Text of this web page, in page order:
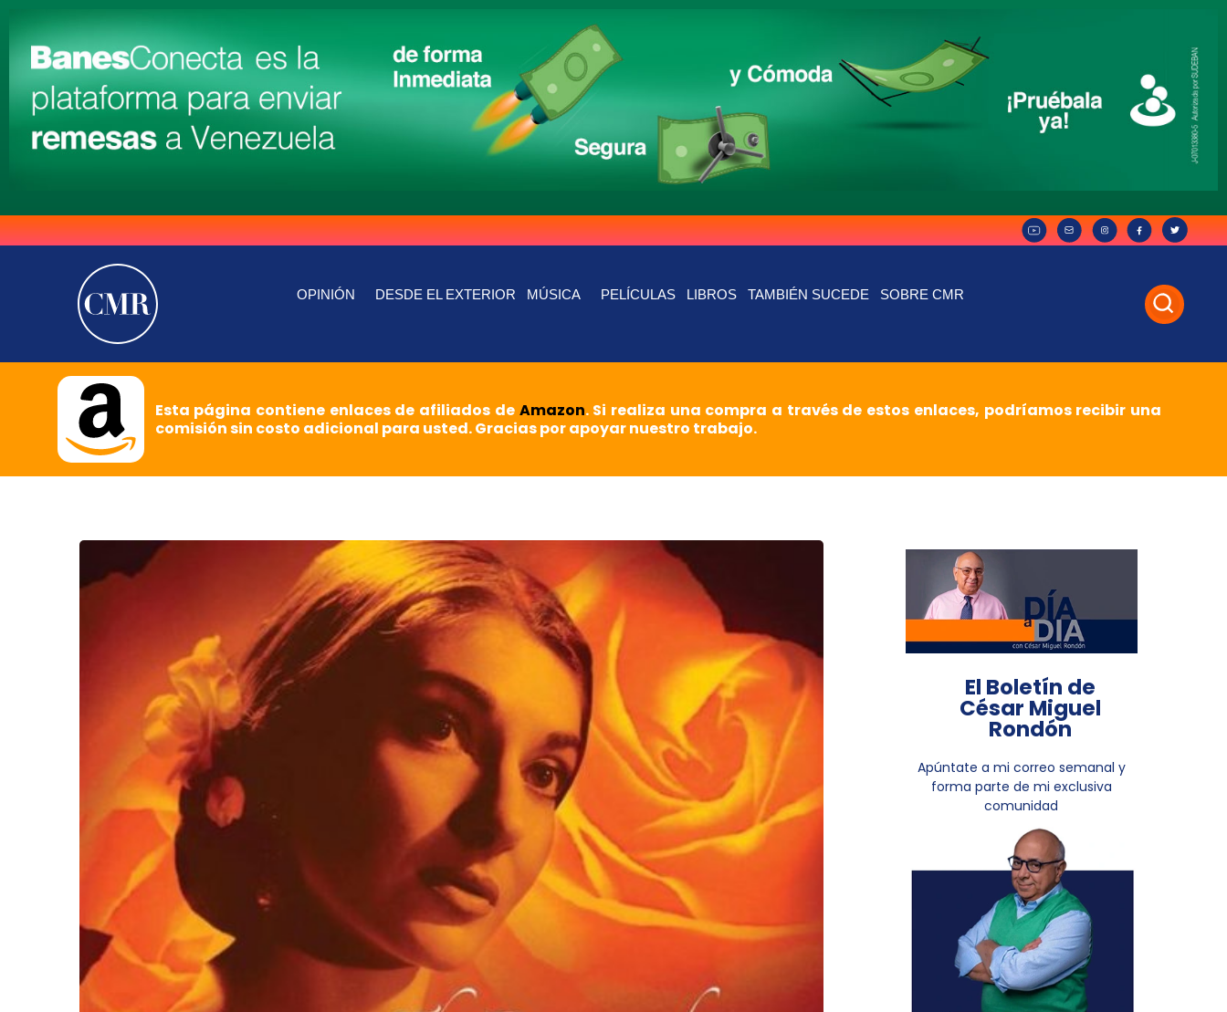
OPINIÓN DESDE EL EXTERIOR MÚSICA PELÍCULAS LIBROS TAMBIÉN SUCEDE SOBRE CMR
Esta página contiene enlaces de afiliados de Amazon. Si realiza una compra a través de estos enlaces, podríamos recibir una
comisión sin costo adicional para usted. Gracias por apoyar nuestro trabajo.
El Boletín de
César Miguel
Rondón
Apúntate a mi correo semanal y
forma parte de mi exclusiva
comunidad